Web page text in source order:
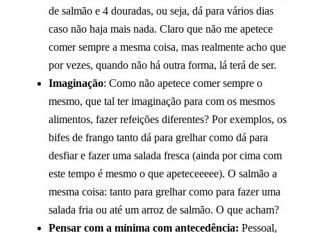
de salmão e 4 douradas, ou seja, dá para vários dias
caso não haja mais nada. Claro que não me apetece
comer sempre a mesma coisa, mas realmente acho que
por vezes, quando não há outra forma, lá terá de ser.
Imaginação: Como não apetece comer sempre o
mesmo, que tal ter imaginação para com os mesmos
alimentos, fazer refeições diferentes? Por exemplos, os
bifes de frango tanto dá para grelhar como dá para
desfiar e fazer uma salada fresca (ainda por cima com
este tempo é mesmo o que apeteceeeee). O salmão a
mesma coisa: tanto para grelhar como para fazer uma
salada fria ou até um arroz de salmão. O que acham?
Pensar com a mínima com antecedência: Pessoal,